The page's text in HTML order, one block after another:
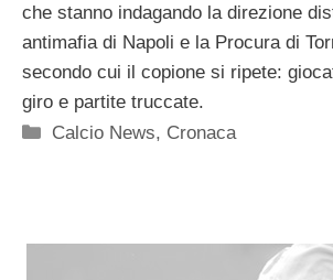
che stanno indagando la direzione
antimafia di Napoli e la Procura di
secondo cui il copione si ripete:
giro e partite truccate.
Categorie
Calcio News, Cronaca